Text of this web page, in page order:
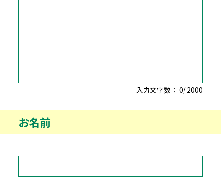
入力文字数： 0/2000
お名前